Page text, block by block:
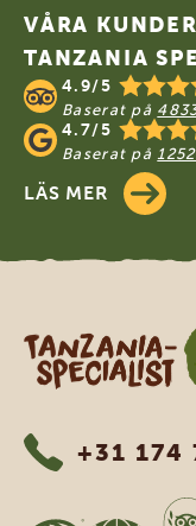
VÅRA
TANZANIA
4.9/5
Baserat på
4.7/5
Baserat på
LÄS MER
Tanzania Specialist
+31 174